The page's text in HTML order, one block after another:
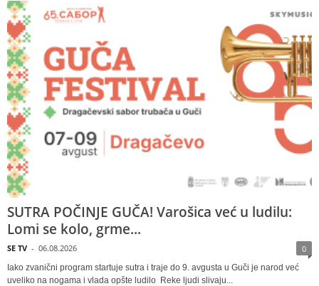
SUTRA POČINJE GUČA! Varošica već u ludilu:
Lomi se kolo, grme...
SE TV - 06.08.2026 0
Iako zvanični program startuje sutra i traje do 9. avgusta u Guči je narod već
uveliko na nogama i vlada opšte ludilo Reke ljudi slivaju...